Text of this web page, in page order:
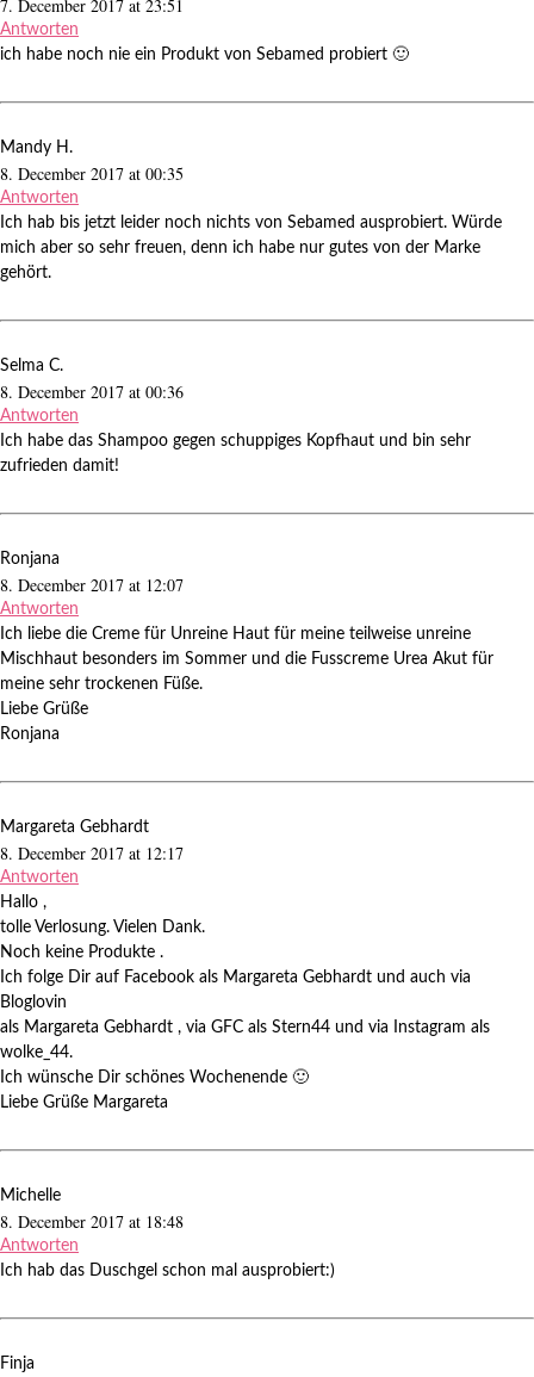
7. December 2017 at 23:51
Antworten
ich habe noch nie ein Produkt von Sebamed probiert 🙂
Mandy H.
8. December 2017 at 00:35
Antworten
Ich hab bis jetzt leider noch nichts von Sebamed ausprobiert. Würde
mich aber so sehr freuen, denn ich habe nur gutes von der Marke
gehört.
Selma C.
8. December 2017 at 00:36
Antworten
Ich habe das Shampoo gegen schuppiges Kopfhaut und bin sehr
zufrieden damit!
Ronjana
8. December 2017 at 12:07
Antworten
Ich liebe die Creme für Unreine Haut für meine teilweise unreine
Mischhaut besonders im Sommer und die Fusscreme Urea Akut für
meine sehr trockenen Füße.
Liebe Grüße
Ronjana
Margareta Gebhardt
8. December 2017 at 12:17
Antworten
Hallo ,
tolle Verlosung. Vielen Dank.
Noch keine Produkte .
Ich folge Dir auf Facebook als Margareta Gebhardt und auch via
Bloglovin
als Margareta Gebhardt , via GFC als Stern44 und via Instagram als
wolke_44.
Ich wünsche Dir schönes Wochenende 🙂
Liebe Grüße Margareta
Michelle
8. December 2017 at 18:48
Antworten
Ich hab das Duschgel schon mal ausprobiert:)
Finja